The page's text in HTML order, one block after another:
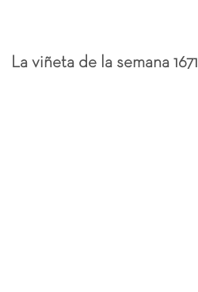
La viñeta de la semana 1671